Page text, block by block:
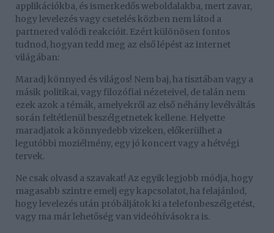
applikációkba, és ismerkedős weboldalakba, mert zavar,
hogy levelezés vagy csetelés közben nem látod a
partnered valódi reakcióit. Ezért különösen fontos
tudnod, hogyan tedd meg az első lépést az internet
világában:
Maradj könnyed és világos! Nem baj, ha tisztában vagy a
másik politikai, vagy filozófiai nézeteivel, de talán nem
ezek azok a témák, amelyekről az első néhány levélváltás
során feltétlenül beszélgetnetek kellene. Helyette
maradjatok a könnyedebb vizeken, előkerülhet a
legutóbbi moziélmény, egy jó koncert vagy a hétvégi
tervek.
Ne csak olvasd a szavakat! Az egyik legjobb módja, hogy
magasabb szintre emelj egy kapcsolatot, ha felajánlod,
hogy levelezés után próbáljátok ki a telefonbeszélgetést,
vagy ma már lehetőség van videóhívásokra is.